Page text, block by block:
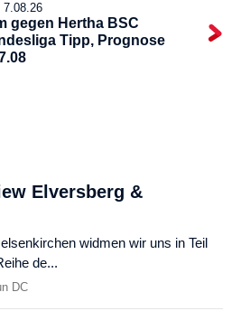
7.08.26
gegen Hertha BSC
Tipp, Prognose
Elversberg &
widmen wir uns in Teil
de...
DC